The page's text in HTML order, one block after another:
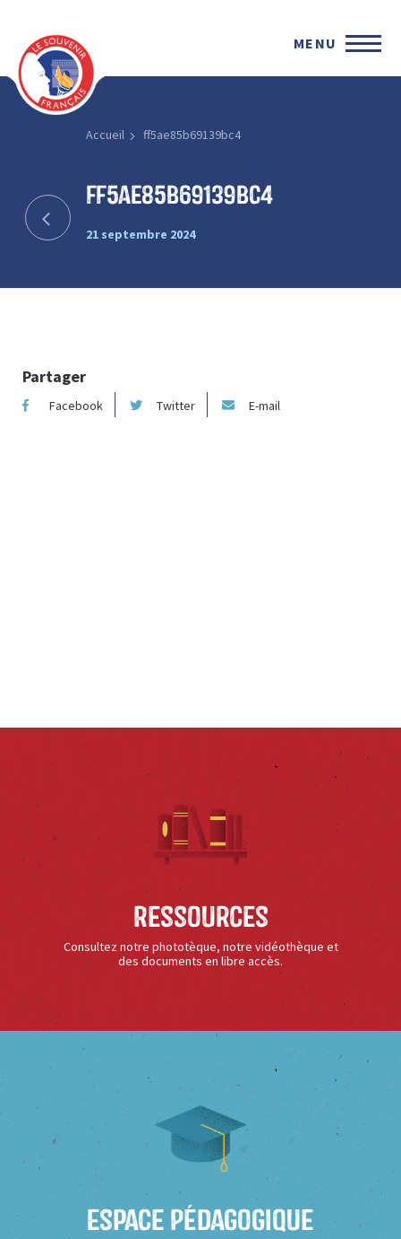
MENU
Accueil ff5ae85b69139bc4
ff5ae85b69139bc4
21 septembre 2024
Partager
Facebook Twitter E-mail
Ressources
Consultez notre phototèque, notre vidéothèque et
des documents en libre accès.
Espace Pédagogique